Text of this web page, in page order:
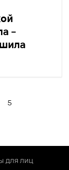
–
5
для лиц